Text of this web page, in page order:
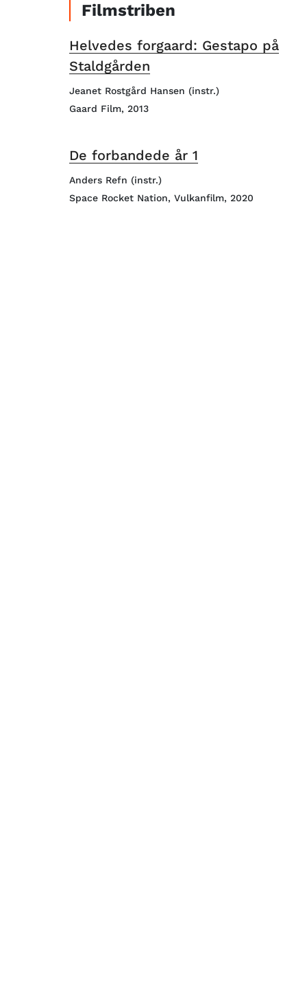
Filmstriben
Helvedes forgaard: Gestapo på
Staldgården
Jeanet Rostgård Hansen (instr.)
Gaard Film, 2013
De forbandede år 1
Anders Refn (instr.)
Space Rocket Nation, Vulkanfilm, 2020